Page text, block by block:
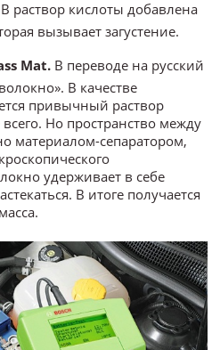
В раствор кислоты добавлена
вызывает загустение.
Mat. В переводе на русский
В качестве
привычный раствор
Но пространство между
материалом-сепаратором,
удерживает в себе
В итоге получается